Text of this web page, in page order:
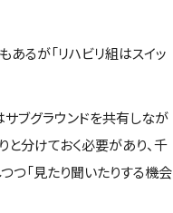
るが「リハビリ組はスイッ
ブグラウンドを共有しなが
分けておく必要があり、千
つ「見たり聞いたりする機会